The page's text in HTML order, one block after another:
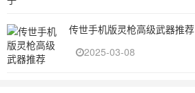
传世手机版灵枪高级武器推荐
2025-03-08